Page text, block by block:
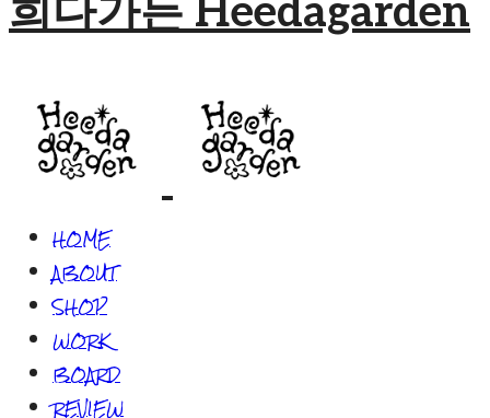
희다가든 Heedagarden
HOME
ABOUT
SHOP
WORK
BOARD
REVIEW